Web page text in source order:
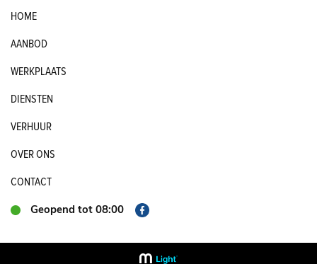
HOME
AANBOD
WERKPLAATS
DIENSTEN
VERHUUR
OVER ONS
CONTACT
Geopend tot 08:00